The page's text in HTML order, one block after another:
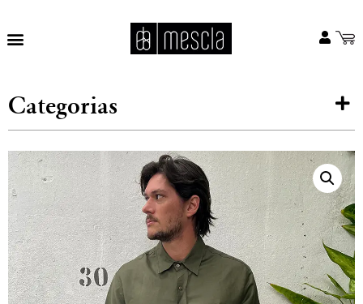
Categorias